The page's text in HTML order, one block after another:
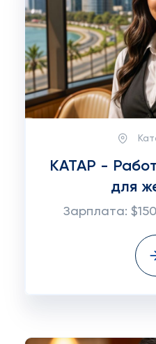
КАТАР -
для
Зарплата: